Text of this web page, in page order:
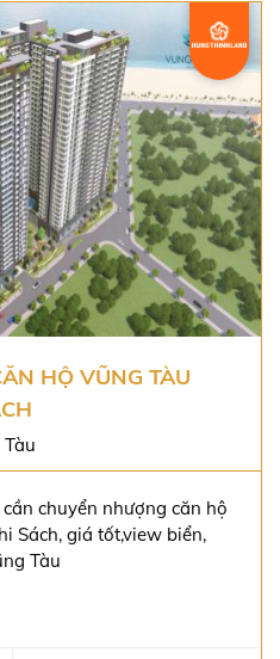
HỘ VŨNG TÀU
chuyển nhượng căn hộ
Sách, giá tốt,view biển,
Tàu